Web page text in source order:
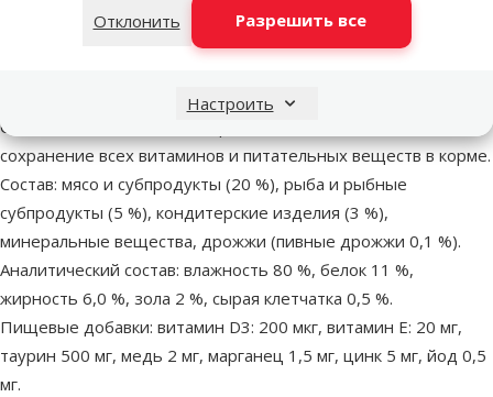
Отклонить
Разрешить все
Настроить
Salmon, Lamb and Rice, 100 г.
Полноценный влажный корм в виде паштета.
Пакетик размером с одну порцию;
Специальные технологии производства обеспечивают
сохранение всех витаминов и питательных веществ в корме.
Состав: мясо и субпродукты (20 %), рыба и рыбные
субпродукты (5 %), кондитерские изделия (3 %),
минеральные вещества, дрожжи (пивные дрожжи 0,1 %).
Аналитический состав: влажность 80 %, белок 11 %,
жирность 6,0 %, зола 2 %, сырая клетчатка 0,5 %.
Пищевые добавки: витамин D3: 200 мкг, витамин E: 20 мг,
таурин 500 мг, медь 2 мг, марганец 1,5 мг, цинк 5 мг, йод 0,5
мг.